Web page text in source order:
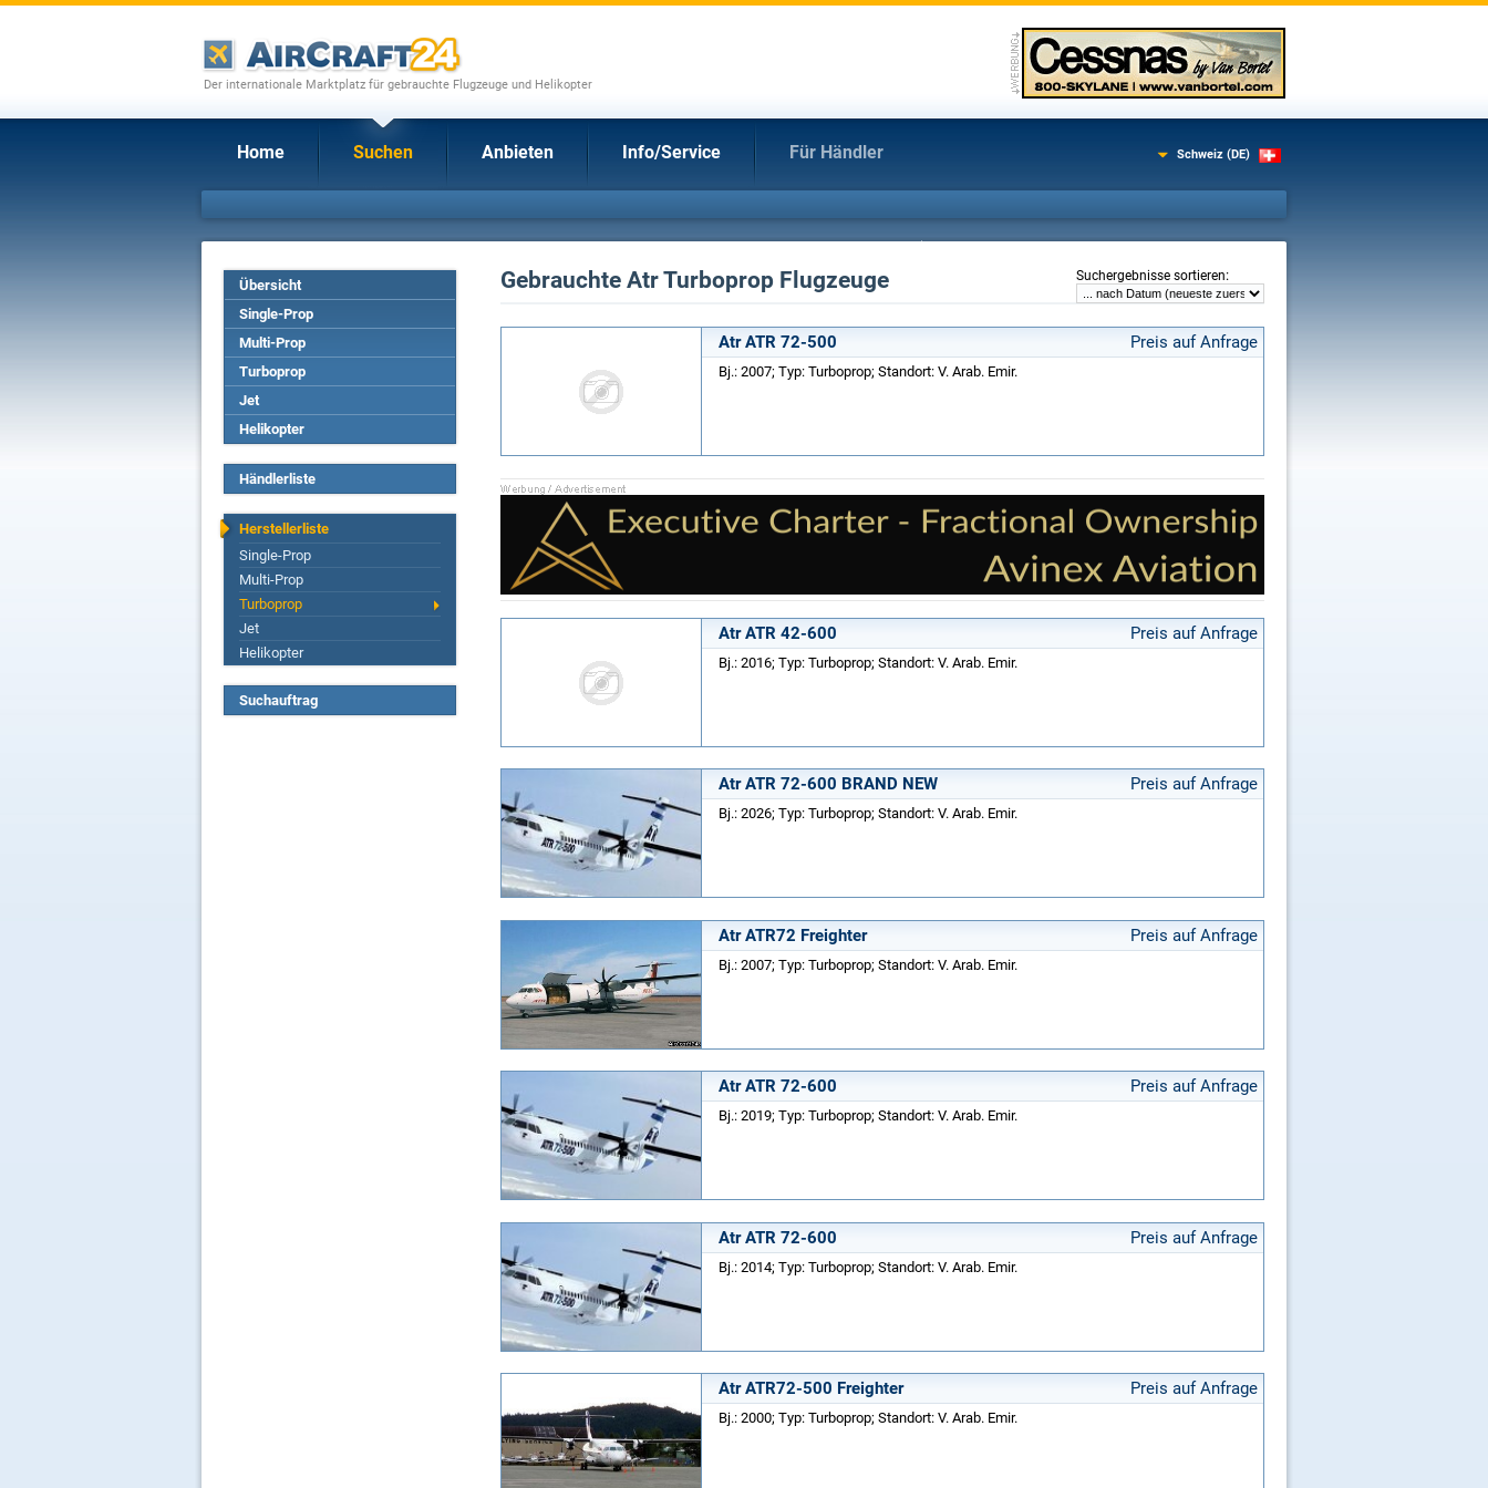
Der internationale Marktplatz für gebrauchte Flugzeuge und Helikopter
Home Suchen Anbieten Info/Service Für Händler Schweiz (DE)
Übersicht
Single-Prop
Multi-Prop
Turboprop
Jet
Helikopter
Händlerliste
Herstellerliste
Single-Prop
Multi-Prop
Turboprop
Jet
Helikopter
Suchauftrag
Suchergebnisse sortieren:
Gebrauchte Atr Turboprop Flugzeuge
Atr ATR 72-500 Preis auf Anfrage
Bj.: 2007; Typ: Turboprop; Standort: V. Arab. Emir.
Atr ATR 42-600 Preis auf Anfrage
Bj.: 2016; Typ: Turboprop; Standort: V. Arab. Emir.
Atr ATR 72-600 BRAND NEW Preis auf Anfrage
Bj.: 2026; Typ: Turboprop; Standort: V. Arab. Emir.
Atr ATR72 Freighter Preis auf Anfrage
Bj.: 2007; Typ: Turboprop; Standort: V. Arab. Emir.
Atr ATR 72-600 Preis auf Anfrage
Bj.: 2019; Typ: Turboprop; Standort: V. Arab. Emir.
Atr ATR 72-600 Preis auf Anfrage
Bj.: 2014; Typ: Turboprop; Standort: V. Arab. Emir.
Atr ATR72-500 Freighter Preis auf Anfrage
Bj.: 2000; Typ: Turboprop; Standort: V. Arab. Emir.